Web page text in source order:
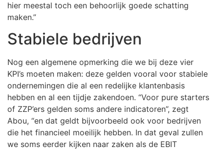
hier meestal toch een behoorlijk goede schatting
maken.”
Stabiele bedrijven
Nog een algemene opmerking die we bij deze vier
KPI’s moeten maken: deze gelden vooral voor stabiele
ondernemingen die al een redelijke klantenbasis
hebben en al een tijdje zakendoen. “Voor pure starters
of ZZP’ers gelden soms andere indicatoren”, zegt
Abou, “en dat geldt bijvoorbeeld ook voor bedrijven
die het financieel moeilijk hebben. In dat geval zullen
we soms eerder kijken naar zaken als de EBIT